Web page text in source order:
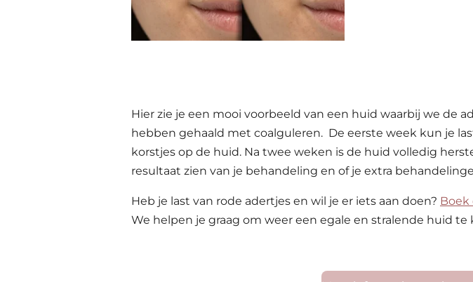
Hier zie je een mooi voorbeeld van een huid waarbij we de
hebben gehaald met coalguleren. De eerste week kun je
korstjes op de huid. Na twee weken is de huid volledig
resultaat zien van je behandeling en of je extra
Heb je last van rode adertjes en wil je er iets aan doen? Boek
We helpen je graag om weer een egale en stralende huid te